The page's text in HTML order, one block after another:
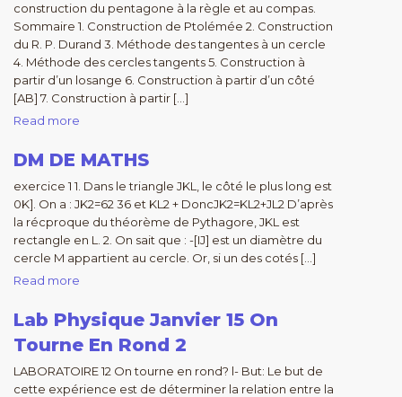
construction du pentagone à la règle et au compas.
Sommaire 1. Construction de Ptolémée 2. Construction
du R. P. Durand 3. Méthode des tangentes à un cercle
4. Méthode des cercles tangents 5. Construction à
partir d’un losange 6. Construction à partir d’un côté
[AB] 7. Construction à partir […]
Read more
DM DE MATHS
exercice 1 1. Dans le triangle JKL, le côté le plus long est
0K]. On a : JK2=62 36 et KL2 + DoncJK2=KL2+JL2 D’après
la récproque du théorème de Pythagore, JKL est
rectangle en L. 2. On sait que : -[IJ] est un diamètre du
cercle M appartient au cercle. Or, si un des cotés […]
Read more
Lab Physique Janvier 15 On
Tourne En Rond 2
LABORATOIRE 12 On tourne en rond? l- But: Le but de
cette expérience est de déterminer la relation entre la